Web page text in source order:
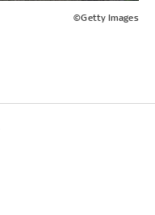
©Getty Images